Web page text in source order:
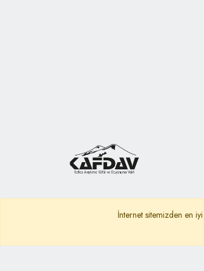
Ana Sayfa Gizlilik
İnternet sitemizden en